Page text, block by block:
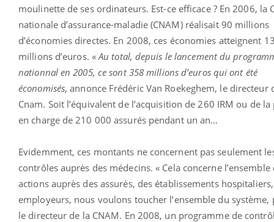
moulinette de ses ordinateurs. Est-ce efficace ? En 2006, la
nationale d’assurance-maladie (CNAM) réalisait 90 millions
d’économies directes. En 2008, ces économies atteignent
millions d’euros. « Au total, depuis le lancement du
nationnal en 2005, ce sont 358 millions d’euros qui ont été
économisés, annonce Frédéric Van Roekeghem, le directeur
Cnam. Soit l’équivalent de l’acquisition de 260 IRM ou de la
en charge de 210 000 assurés pendant un an…
Evidemment, ces montants ne concernent pas seulement
contrôles auprès des médecins. « Cela concerne l’ensemble
actions auprès des assurés, des établissements
employeurs, nous voulons toucher l’ensemble du système,
le directeur de la CNAM. En 2008, un programme de